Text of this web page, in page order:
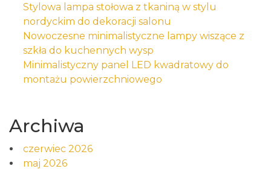
Stylowa lampa stołowa z tkaniną w stylu
nordyckim do dekoracji salonu
Nowoczesne minimalistyczne lampy wiszące z
szkła do kuchennych wysp
Minimalistyczny panel LED kwadratowy do
montażu powierzchniowego
Archiwa
czerwiec 2026
maj 2026